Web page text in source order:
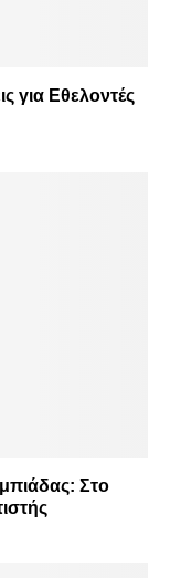
για Εθελοντές
Στο